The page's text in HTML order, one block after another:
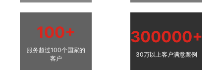
100+
服务超过100个国家的
客户
300000+
30万以上客户满意案例